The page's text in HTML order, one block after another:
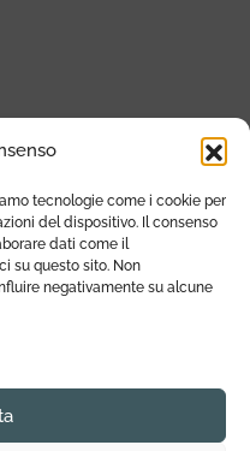
tecnologie come i cookie per
del dispositivo. Il consenso
dati come il
su questo sito. Non
negativamente su alcune